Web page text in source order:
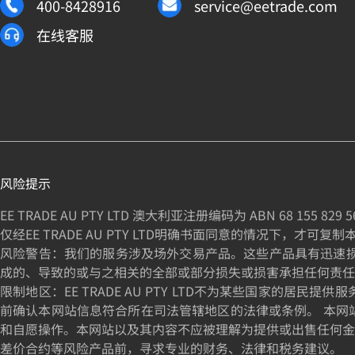
400-8428916
service@eetrade.com
在线客服
风险提示
EE TRADE AU PTY LTD 澳大利亚注册编码为 ABN 68 155 829
仅经EE TRADE AU PTY LTD明确书面同意的情况下，才可复制
风险警告：我们的服务涉及场外交易产品。这些产品具有迅速
成的、导致的或与之相关的全部或部分损失或损害承担任何责
限制地区：EE TRADE AU PTY LTD不为某些国家的居民提供
前确认本网站信息符合所在司法管辖地区的法律或条例。 本
和自愿操作。本网站以及其内容不应被理解为提供或出售任何
差价合约等风险产品前，寻求专业的财务、法律和税务建议。